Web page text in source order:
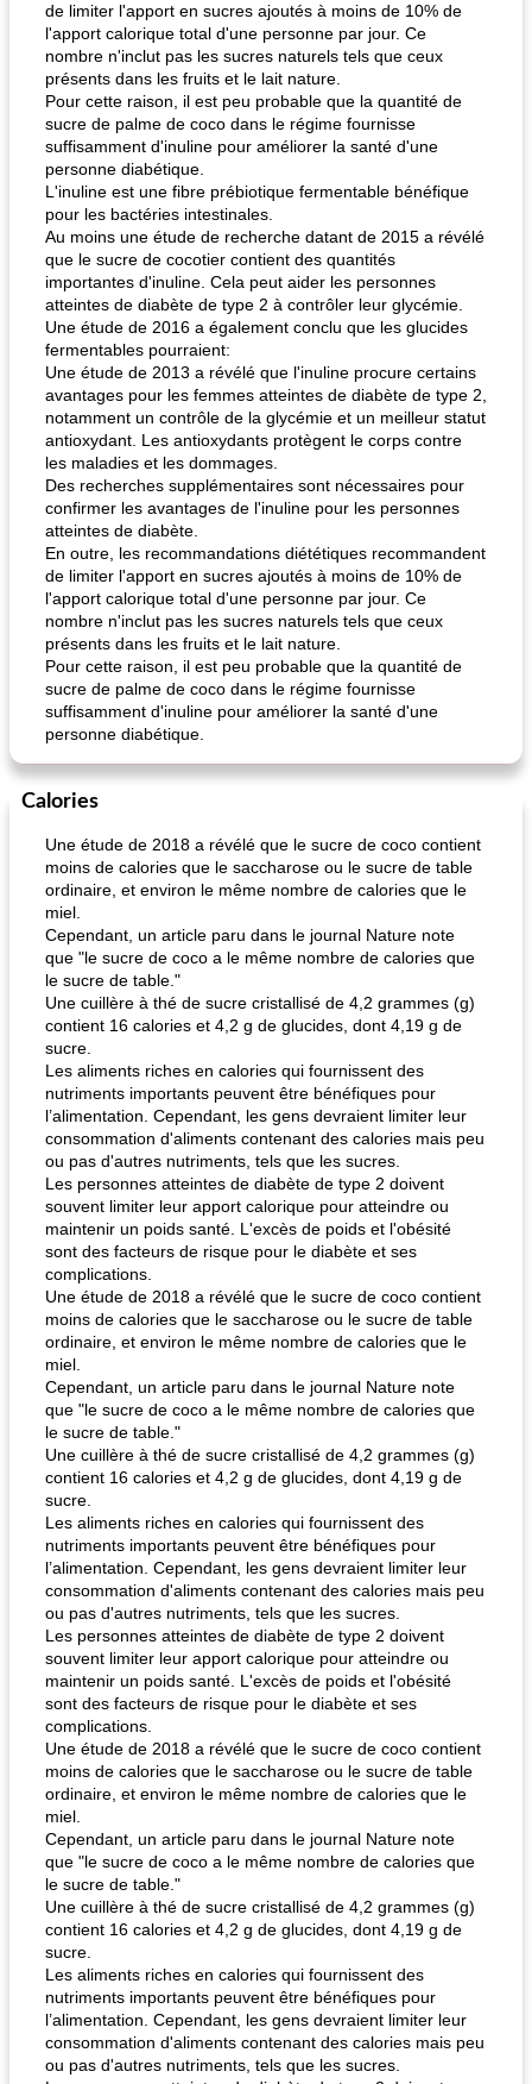
de limiter l'apport en sucres ajoutés à moins de 10% de
l'apport calorique total d'une personne par jour. Ce
nombre n'inclut pas les sucres naturels tels que ceux
présents dans les fruits et le lait nature.
Pour cette raison, il est peu probable que la quantité de
sucre de palme de coco dans le régime fournisse
suffisamment d'inuline pour améliorer la santé d'une
personne diabétique.
L'inuline est une fibre prébiotique fermentable bénéfique
pour les bactéries intestinales.
Au moins une étude de recherche datant de 2015 a révélé
que le sucre de cocotier contient des quantités
importantes d'inuline. Cela peut aider les personnes
atteintes de diabète de type 2 à contrôler leur glycémie.
Une étude de 2016 a également conclu que les glucides
fermentables pourraient:
Une étude de 2013 a révélé que l'inuline procure certains
avantages pour les femmes atteintes de diabète de type 2,
notamment un contrôle de la glycémie et un meilleur statut
antioxydant. Les antioxydants protègent le corps contre
les maladies et les dommages.
Des recherches supplémentaires sont nécessaires pour
confirmer les avantages de l'inuline pour les personnes
atteintes de diabète.
En outre, les recommandations diététiques recommandent
de limiter l'apport en sucres ajoutés à moins de 10% de
l'apport calorique total d'une personne par jour. Ce
nombre n'inclut pas les sucres naturels tels que ceux
présents dans les fruits et le lait nature.
Pour cette raison, il est peu probable que la quantité de
sucre de palme de coco dans le régime fournisse
suffisamment d'inuline pour améliorer la santé d'une
personne diabétique.
Calories
Une étude de 2018 a révélé que le sucre de coco contient
moins de calories que le saccharose ou le sucre de table
ordinaire, et environ le même nombre de calories que le
miel.
Cependant, un article paru dans le journal Nature note
que "le sucre de coco a le même nombre de calories que
le sucre de table."
Une cuillère à thé de sucre cristallisé de 4,2 grammes (g)
contient 16 calories et 4,2 g de glucides, dont 4,19 g de
sucre.
Les aliments riches en calories qui fournissent des
nutriments importants peuvent être bénéfiques pour
l’alimentation. Cependant, les gens devraient limiter leur
consommation d'aliments contenant des calories mais peu
ou pas d'autres nutriments, tels que les sucres.
Les personnes atteintes de diabète de type 2 doivent
souvent limiter leur apport calorique pour atteindre ou
maintenir un poids santé. L'excès de poids et l'obésité
sont des facteurs de risque pour le diabète et ses
complications.
Une étude de 2018 a révélé que le sucre de coco contient
moins de calories que le saccharose ou le sucre de table
ordinaire, et environ le même nombre de calories que le
miel.
Cependant, un article paru dans le journal Nature note
que "le sucre de coco a le même nombre de calories que
le sucre de table."
Une cuillère à thé de sucre cristallisé de 4,2 grammes (g)
contient 16 calories et 4,2 g de glucides, dont 4,19 g de
sucre.
Les aliments riches en calories qui fournissent des
nutriments importants peuvent être bénéfiques pour
l’alimentation. Cependant, les gens devraient limiter leur
consommation d'aliments contenant des calories mais peu
ou pas d'autres nutriments, tels que les sucres.
Les personnes atteintes de diabète de type 2 doivent
souvent limiter leur apport calorique pour atteindre ou
maintenir un poids santé. L'excès de poids et l'obésité
sont des facteurs de risque pour le diabète et ses
complications.
Une étude de 2018 a révélé que le sucre de coco contient
moins de calories que le saccharose ou le sucre de table
ordinaire, et environ le même nombre de calories que le
miel.
Cependant, un article paru dans le journal Nature note
que "le sucre de coco a le même nombre de calories que
le sucre de table."
Une cuillère à thé de sucre cristallisé de 4,2 grammes (g)
contient 16 calories et 4,2 g de glucides, dont 4,19 g de
sucre.
Les aliments riches en calories qui fournissent des
nutriments importants peuvent être bénéfiques pour
l’alimentation. Cependant, les gens devraient limiter leur
consommation d'aliments contenant des calories mais peu
ou pas d'autres nutriments, tels que les sucres.